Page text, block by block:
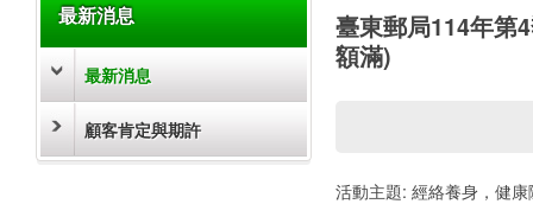
最新消息
最新消息
顧客肯定與期許
臺東郵局114年第
額滿)
活動主題: 經絡養身，健康